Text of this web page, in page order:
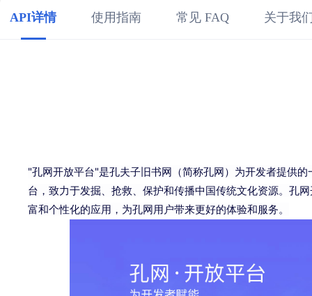
API详情 使用指南 常见 FAQ 关于我
"孔网开放平台"是孔夫子旧书网（简称孔网）为开发者提供
台，致力于发掘、抢救、保护和传播中国传统文化资源。孔
富和个性化的应用，为孔网用户带来更好的体验和服务。